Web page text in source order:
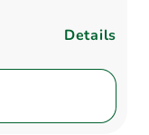
Details